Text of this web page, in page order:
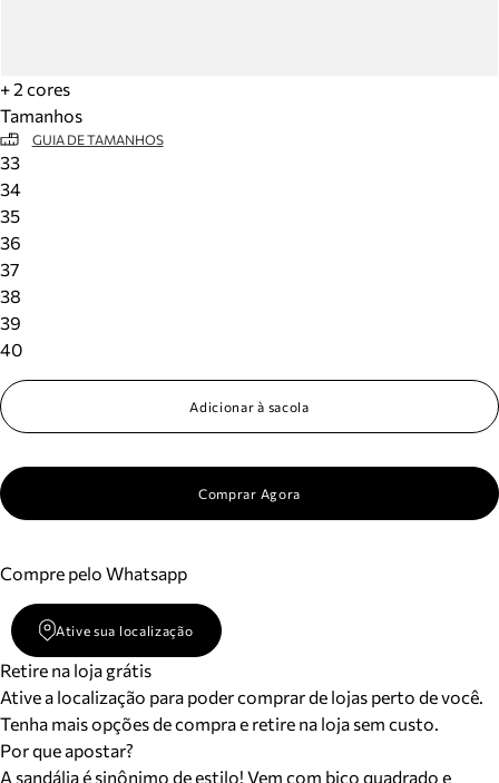
+ 2 cores
Tamanhos
GUIA DE TAMANHOS
33
34
35
36
37
38
39
40
Adicionar à sacola
Comprar Agora
Compre pelo Whatsapp
Ative sua localização
Retire na loja grátis
Ative a localização para poder comprar de lojas perto de você.
Tenha mais opções de compra e retire na loja sem custo.
Por que apostar?
A sandália é sinônimo de estilo! Vem com bico quadrado e